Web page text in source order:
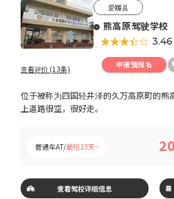
爱媛县
熊高原驾驶学校
★★★★★
☆☆☆☆☆ 3.46
查看评价 (13条) 申请预报名
位于被称为四国轻井泽的久万高原町的熊
上道路很空，很好走。
普通车AT/最短13天~
查看驾校详细信息